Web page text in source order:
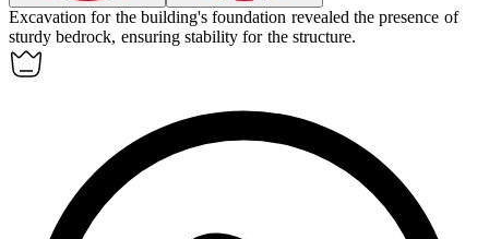
Excavation for the building's foundation revealed the presence of
sturdybedrock, ensuring stability for the structure.